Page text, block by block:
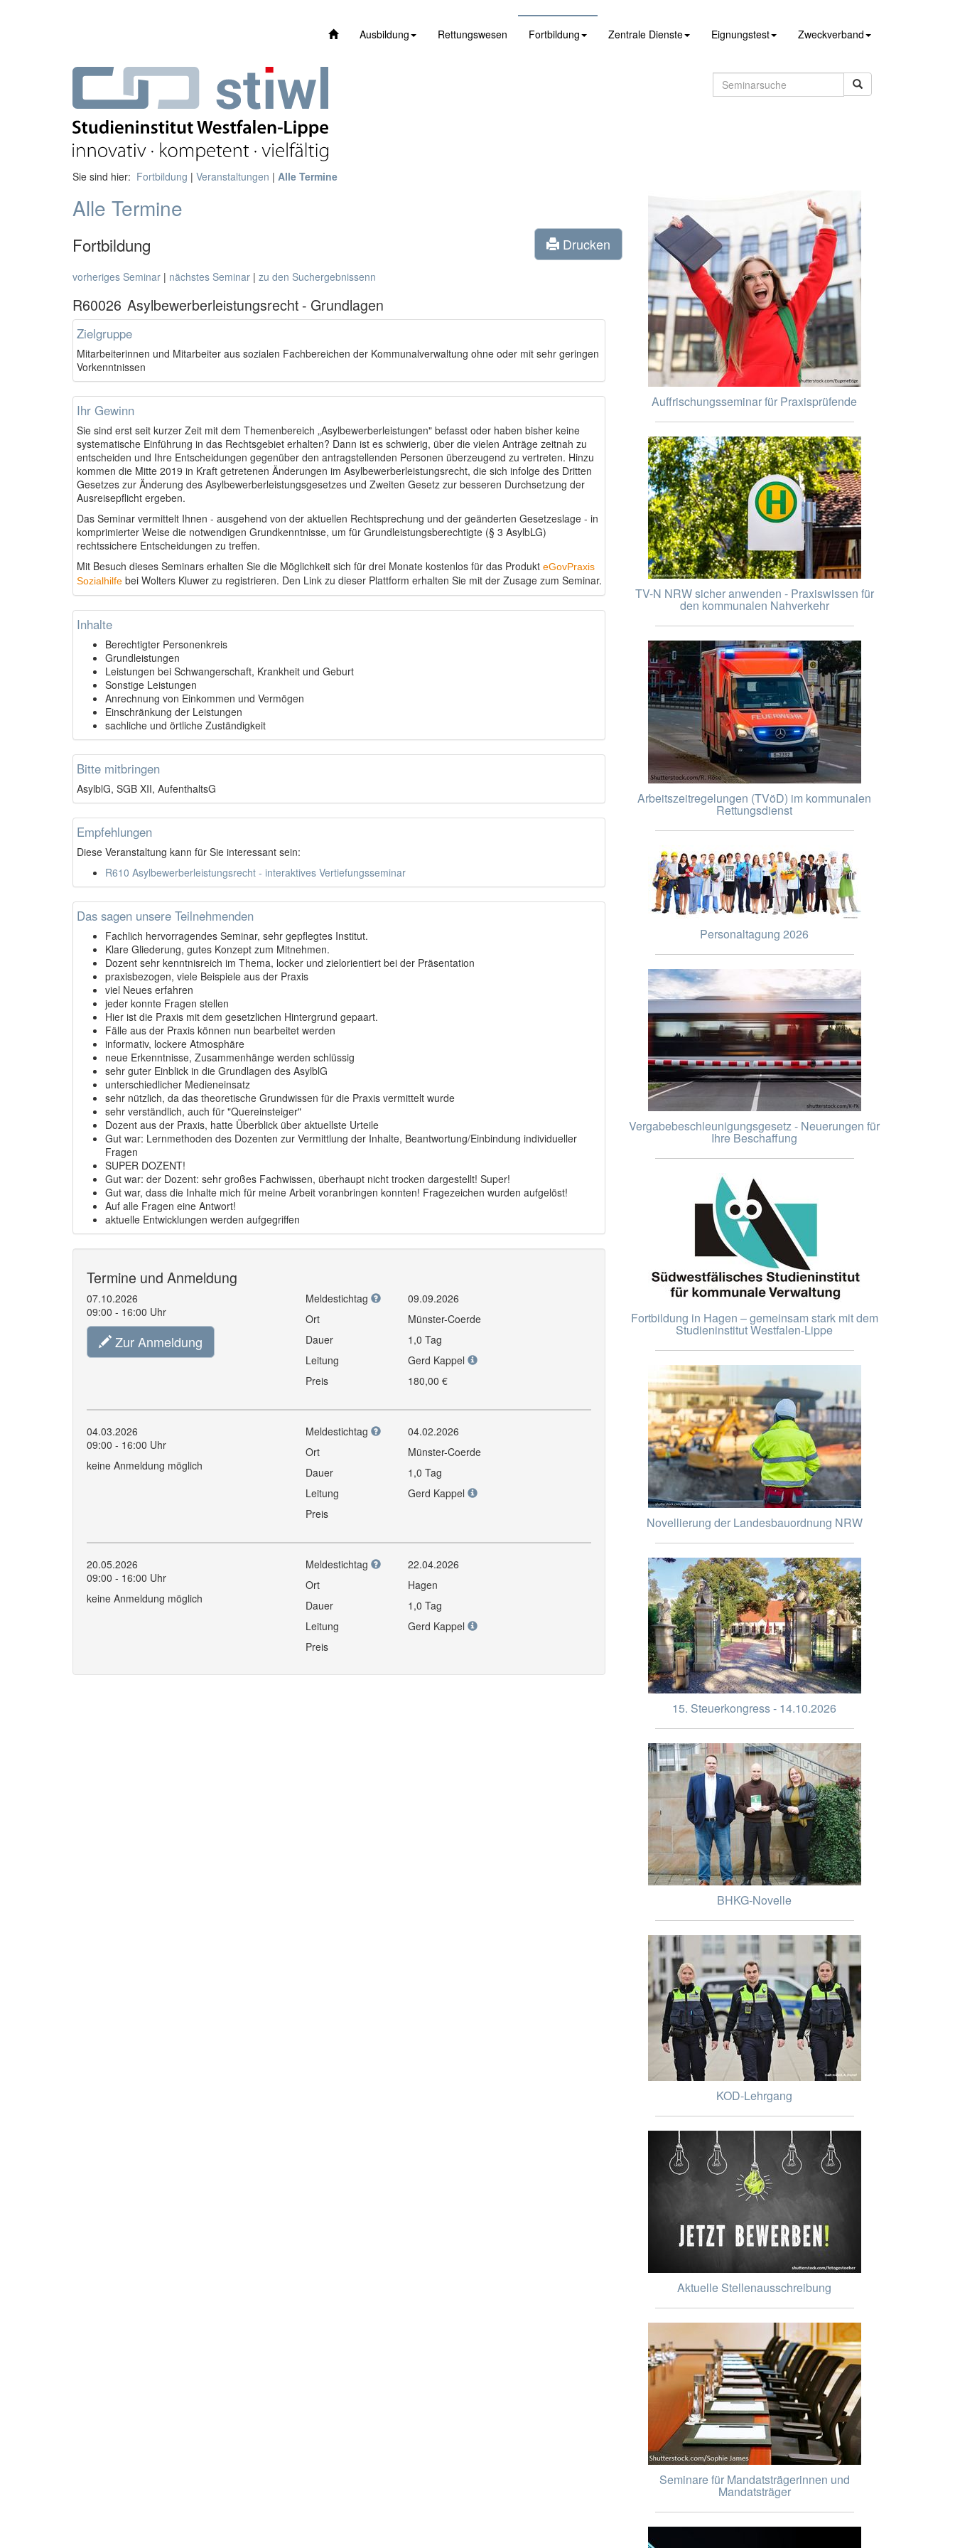
Ausbildung Rettungswesen Fortbildung Zentrale Dienste Eignungstest Zweckverband
Sie sind hier: Fortbildung | Veranstaltungen | Alle Termine
Alle Termine
Fortbildung Drucken
vorheriges Seminar | nächstes Seminar | zu den Suchergebnissenn
R60026 Asylbewerberleistungsrecht - Grundlagen
Zielgruppe
Mitarbeiterinnen und Mitarbeiter aus sozialen Fachbereichen der Kommunalverwaltung ohne oder mit sehr geringen
Vorkenntnissen
Ihr Gewinn
Sie sind erst seit kurzer Zeit mit dem Themenbereich „Asylbewerberleistungen" befasst oder haben bisher keine
systematische Einführung in das Rechtsgebiet erhalten? Dann ist es schwierig, über die vielen Anträge zeitnah zu
entscheiden und Ihre Entscheidungen gegenüber den antragstellenden Personen überzeugend zu vertreten. Hinzu
kommen die Mitte 2019 in Kraft getretenen Änderungen im Asylbewerberleistungsrecht, die sich infolge des Dritten
Gesetzes zur Änderung des Asylbewerberleistungsgesetzes und Zweiten Gesetz zur besseren Durchsetzung der
Ausreisepflicht ergeben.
Das Seminar vermittelt Ihnen - ausgehend von der aktuellen Rechtsprechung und der geänderten Gesetzeslage - in
komprimierter Weise die notwendigen Grundkenntnisse, um für Grundleistungsberechtigte (§ 3 AsylbLG)
rechtssichere Entscheidungen zu treffen.
Mit Besuch dieses Seminars erhalten Sie die Möglichkeit sich für drei Monate kostenlos für das Produkt eGovPraxis
Sozialhilfe bei Wolters Kluwer zu registrieren. Den Link zu dieser Plattform erhalten Sie mit der Zusage zum Seminar.
Inhalte
Berechtigter Personenkreis
Grundleistungen
Leistungen bei Schwangerschaft, Krankheit und Geburt
Sonstige Leistungen
Anrechnung von Einkommen und Vermögen
Einschränkung der Leistungen
sachliche und örtliche Zuständigkeit
Bitte mitbringen
AsylblG, SGB XII, AufenthaltsG
Empfehlungen
Diese Veranstaltung kann für Sie interessant sein:
R610 Asylbewerberleistungsrecht - interaktives Vertiefungsseminar
Das sagen unsere Teilnehmenden
Fachlich hervorragendes Seminar, sehr gepflegtes Institut.
Klare Gliederung, gutes Konzept zum Mitnehmen.
Dozent sehr kenntnisreich im Thema, locker und zielorientiert bei der Präsentation
praxisbezogen, viele Beispiele aus der Praxis
viel Neues erfahren
jeder konnte Fragen stellen
Hier ist die Praxis mit dem gesetzlichen Hintergrund gepaart.
Fälle aus der Praxis können nun bearbeitet werden
informativ, lockere Atmosphäre
neue Erkenntnisse, Zusammenhänge werden schlüssig
sehr guter Einblick in die Grundlagen des AsylblG
unterschiedlicher Medieneinsatz
sehr nützlich, da das theoretische Grundwissen für die Praxis vermittelt wurde
sehr verständlich, auch für "Quereinsteiger"
Dozent aus der Praxis, hatte Überblick über aktuellste Urteile
Gut war: Lernmethoden des Dozenten zur Vermittlung der Inhalte, Beantwortung/Einbindung individueller
Fragen
SUPER DOZENT!
Gut war: der Dozent: sehr großes Fachwissen, überhaupt nicht trocken dargestellt! Super!
Gut war, dass die Inhalte mich für meine Arbeit voranbringen konnten! Fragezeichen wurden aufgelöst!
Auf alle Fragen eine Antwort!
aktuelle Entwicklungen werden aufgegriffen
Termine und Anmeldung
07.10.2026
09:00 - 16:00 Uhr
Zur Anmeldung
Meldestichtag
09.09.2026
Ort
Münster-Coerde
Dauer
1,0 Tag
Leitung
Gerd Kappel
Preis
180,00 €
04.03.2026
09:00 - 16:00 Uhr
keine Anmeldung möglich
Meldestichtag
04.02.2026
Ort
Münster-Coerde
Dauer
1,0 Tag
Leitung
Gerd Kappel
Preis
20.05.2026
09:00 - 16:00 Uhr
keine Anmeldung möglich
Meldestichtag
22.04.2026
Ort
Hagen
Dauer
1,0 Tag
Leitung
Gerd Kappel
Preis
Auffrischungsseminar für Praxisprüfende
TV-N NRW sicher anwenden - Praxiswissen für
den kommunalen Nahverkehr
Arbeitszeitregelungen (TVöD) im kommunalen
Rettungsdienst
Personaltagung 2026
Vergabebeschleunigungsgesetz - Neuerungen für
Ihre Beschaffung
Fortbildung in Hagen – gemeinsam stark mit dem
Studieninstitut Westfalen-Lippe
Novellierung der Landesbauordnung NRW
15. Steuerkongress - 14.10.2026
BHKG-Novelle
KOD-Lehrgang
Aktuelle Stellenausschreibung
Seminare für Mandatsträgerinnen und
Mandatsträger